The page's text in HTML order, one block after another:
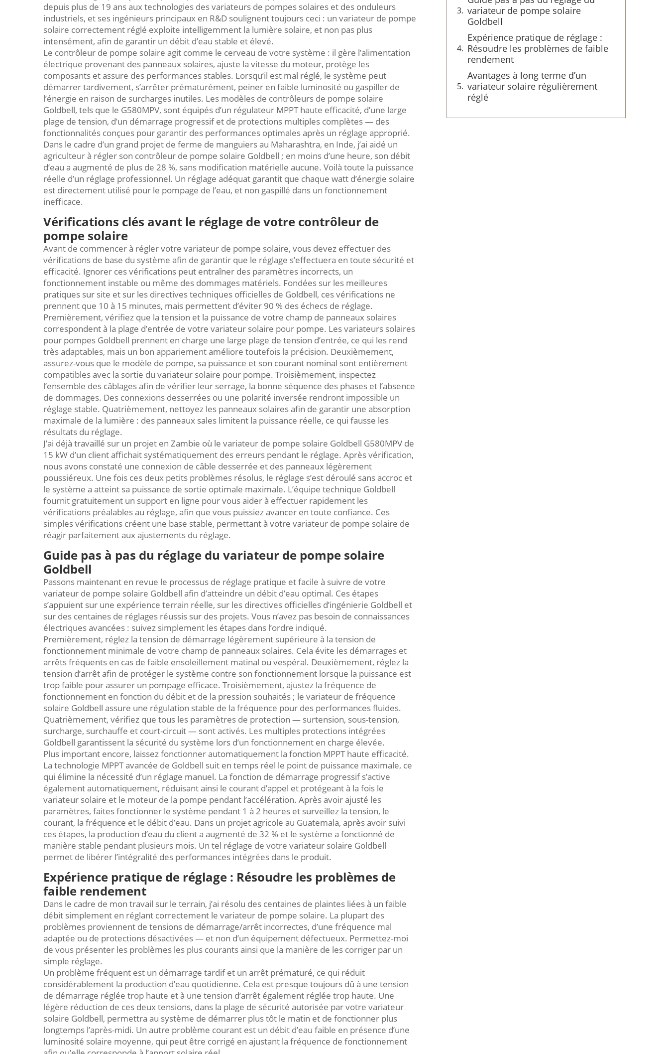
depuis plus de 19 ans aux technologies des variateurs de pompes solaires et des onduleurs
industriels, et ses ingénieurs principaux en R&D soulignent toujours ceci : un variateur de pompe
solaire correctement réglé exploite intelligemment la lumière solaire, et non pas plus
intensément, afin de garantir un débit d’eau stable et élevé.
Le contrôleur de pompe solaire agit comme le cerveau de votre système : il gère l’alimentation
électrique provenant des panneaux solaires, ajuste la vitesse du moteur, protège les
composants et assure des performances stables. Lorsqu’il est mal réglé, le système peut
démarrer tardivement, s’arrêter prématurément, peiner en faible luminosité ou gaspiller de
l’énergie en raison de surcharges inutiles. Les modèles de contrôleurs de pompe solaire
Goldbell, tels que le G580MPV, sont équipés d’un régulateur MPPT haute efficacité, d’une large
plage de tension, d’un démarrage progressif et de protections multiples complètes — des
fonctionnalités conçues pour garantir des performances optimales après un réglage approprié.
Dans le cadre d’un grand projet de ferme de manguiers au Maharashtra, en Inde, j’ai aidé un
agriculteur à régler son contrôleur de pompe solaire Goldbell ; en moins d’une heure, son débit
d’eau a augmenté de plus de 28 %, sans modification matérielle aucune. Voilà toute la puissance
réelle d’un réglage professionnel. Un réglage adéquat garantit que chaque watt d’énergie solaire
est directement utilisé pour le pompage de l’eau, et non gaspillé dans un fonctionnement
inefficace.
Vérifications clés avant le réglage de votre contrôleur de
pompe solaire
Avant de commencer à régler votre variateur de pompe solaire, vous devez effectuer des
vérifications de base du système afin de garantir que le réglage s’effectuera en toute sécurité et
efficacité. Ignorer ces vérifications peut entraîner des paramètres incorrects, un
fonctionnement instable ou même des dommages matériels. Fondées sur les meilleures
pratiques sur site et sur les directives techniques officielles de Goldbell, ces vérifications ne
prennent que 10 à 15 minutes, mais permettent d’éviter 90 % des échecs de réglage.
Premièrement, vérifiez que la tension et la puissance de votre champ de panneaux solaires
correspondent à la plage d’entrée de votre variateur solaire pour pompe. Les variateurs solaires
pour pompes Goldbell prennent en charge une large plage de tension d’entrée, ce qui les rend
très adaptables, mais un bon appariement améliore toutefois la précision. Deuxièmement,
assurez-vous que le modèle de pompe, sa puissance et son courant nominal sont entièrement
compatibles avec la sortie du variateur solaire pour pompe. Troisièmement, inspectez
l’ensemble des câblages afin de vérifier leur serrage, la bonne séquence des phases et l’absence
de dommages. Des connexions desserrées ou une polarité inversée rendront impossible un
réglage stable. Quatrièmement, nettoyez les panneaux solaires afin de garantir une absorption
maximale de la lumière : des panneaux sales limitent la puissance réelle, ce qui fausse les
résultats du réglage.
J’ai déjà travaillé sur un projet en Zambie où le variateur de pompe solaire Goldbell G580MPV de
15 kW d’un client affichait systématiquement des erreurs pendant le réglage. Après vérification,
nous avons constaté une connexion de câble desserrée et des panneaux légèrement
poussiéreux. Une fois ces deux petits problèmes résolus, le réglage s’est déroulé sans accroc et
le système a atteint sa puissance de sortie optimale maximale. L’équipe technique Goldbell
fournit gratuitement un support en ligne pour vous aider à effectuer rapidement les
vérifications préalables au réglage, afin que vous puissiez avancer en toute confiance. Ces
simples vérifications créent une base stable, permettant à votre variateur de pompe solaire de
réagir parfaitement aux ajustements du réglage.
Guide pas à pas du réglage du variateur de pompe solaire
Goldbell
Passons maintenant en revue le processus de réglage pratique et facile à suivre de votre
variateur de pompe solaire Goldbell afin d’atteindre un débit d’eau optimal. Ces étapes
s’appuient sur une expérience terrain réelle, sur les directives officielles d’ingénierie Goldbell et
sur des centaines de réglages réussis sur des projets. Vous n’avez pas besoin de connaissances
électriques avancées : suivez simplement les étapes dans l’ordre indiqué.
Premièrement, réglez la tension de démarrage légèrement supérieure à la tension de
fonctionnement minimale de votre champ de panneaux solaires. Cela évite les démarrages et
arrêts fréquents en cas de faible ensoleillement matinal ou vespéral. Deuxièmement, réglez la
tension d’arrêt afin de protéger le système contre son fonctionnement lorsque la puissance est
trop faible pour assurer un pompage efficace. Troisièmement, ajustez la fréquence de
fonctionnement en fonction du débit et de la pression souhaités ; le variateur de fréquence
solaire Goldbell assure une régulation stable de la fréquence pour des performances fluides.
Quatrièmement, vérifiez que tous les paramètres de protection — surtension, sous-tension,
surcharge, surchauffe et court-circuit — sont activés. Les multiples protections intégrées
Goldbell garantissent la sécurité du système lors d’un fonctionnement en charge élevée.
Plus important encore, laissez fonctionner automatiquement la fonction MPPT haute efficacité.
La technologie MPPT avancée de Goldbell suit en temps réel le point de puissance maximale, ce
qui élimine la nécessité d’un réglage manuel. La fonction de démarrage progressif s’active
également automatiquement, réduisant ainsi le courant d’appel et protégeant à la fois le
variateur solaire et le moteur de la pompe pendant l’accélération. Après avoir ajusté les
paramètres, faites fonctionner le système pendant 1 à 2 heures et surveillez la tension, le
courant, la fréquence et le débit d’eau. Dans un projet agricole au Guatemala, après avoir suivi
ces étapes, la production d’eau du client a augmenté de 32 % et le système a fonctionné de
manière stable pendant plusieurs mois. Un tel réglage de votre variateur solaire Goldbell
permet de libérer l’intégralité des performances intégrées dans le produit.
Expérience pratique de réglage : Résoudre les problèmes de
faible rendement
Dans le cadre de mon travail sur le terrain, j’ai résolu des centaines de plaintes liées à un faible
débit simplement en réglant correctement le variateur de pompe solaire. La plupart des
problèmes proviennent de tensions de démarrage/arrêt incorrectes, d’une fréquence mal
adaptée ou de protections désactivées — et non d’un équipement défectueux. Permettez-moi
de vous présenter les problèmes les plus courants ainsi que la manière de les corriger par un
simple réglage.
Un problème fréquent est un démarrage tardif et un arrêt prématuré, ce qui réduit
considérablement la production d’eau quotidienne. Cela est presque toujours dû à une tension
de démarrage réglée trop haute et à une tension d’arrêt également réglée trop haute. Une
légère réduction de ces deux tensions, dans la plage de sécurité autorisée par votre variateur
solaire Goldbell, permettra au système de démarrer plus tôt le matin et de fonctionner plus
longtemps l’après-midi. Un autre problème courant est un débit d’eau faible en présence d’une
luminosité solaire moyenne, qui peut être corrigé en ajustant la fréquence de fonctionnement
variateur de pompe solaire
Goldbell
Expérience pratique de réglage :
Résoudre les problèmes de faible
rendement
Avantages à long terme d’un
variateur solaire régulièrement
réglé